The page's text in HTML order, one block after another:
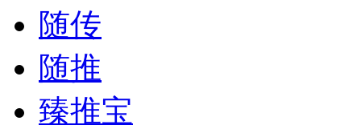
随传
随推
臻推宝